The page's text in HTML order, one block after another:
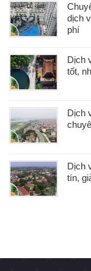
dịch
phí
Dịch
tốt,
Dịch
Dịch
tín,